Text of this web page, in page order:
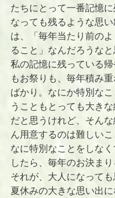
たちにとって一番記憶
なっても残るような思
は、「毎年当たり前の
ること」なんだろうなと
私の記憶に残っている
もお祭りも、毎年積み
ばかり。なにか特別な
うこともとっても大き
だと思うけれど、そん
ん用意するのは難しい
なに特別なことをしな
したら、毎年のお決まり
それが、大人になって
夏休みの大きな思い出